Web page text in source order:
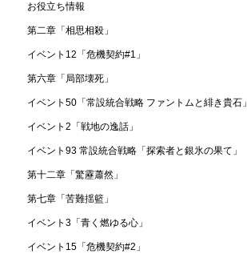
お役立ち情報
第二章「相思相殺」
イベント12「危機契約#1」
第六章「局部壊死」
イベント50「常設統合戦略 ファントムと緋き貴石」
イベント2「戦地の逸話」
イベント93 常設統合戦略「探索者と銀氷の果て」
第十二章「驚靂蕭然」
第七章「苦難揺籃」
イベント3「青く燃ゆる心」
イベント15「危機契約#2」